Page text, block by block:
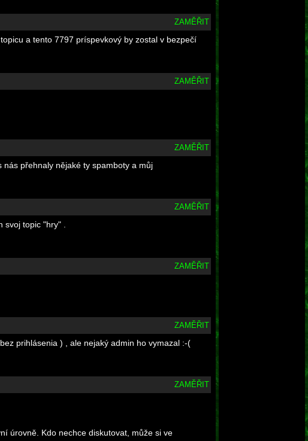
ZAMĚŘIT
a tento 7797 príspevkový by zostal v bezpečí
ZAMĚŘIT
ZAMĚŘIT
přehnaly nějaké ty spamboty a můj
ZAMĚŘIT
svoj topic "hry" .
ZAMĚŘIT
ZAMĚŘIT
prihlásenia ) , ale nejaký admin ho vymazal :-(
ZAMĚŘIT
úrovně. Kdo nechce diskutovat, může si ve